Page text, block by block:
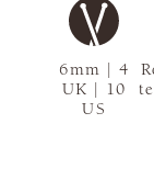
6mm | 4
UK | 10
US